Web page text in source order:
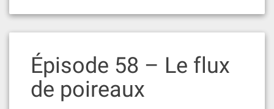
Épisode 58 – Le flux
de poireaux